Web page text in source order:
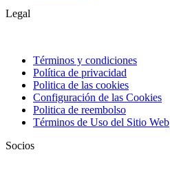
Legal
Términos y condiciones
Política de privacidad
Politica de las cookies
Configuración de las Cookies
Politica de reembolso
Términos de Uso del Sitio Web
Socios